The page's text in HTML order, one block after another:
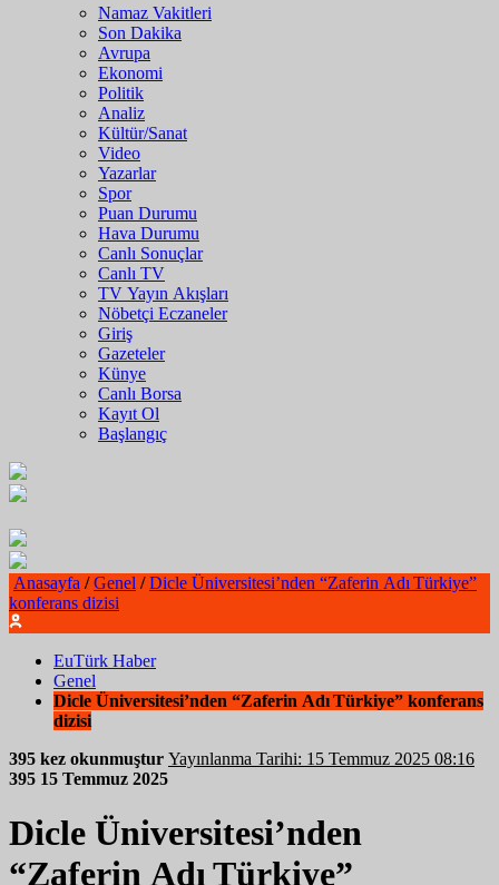
Namaz Vakitleri
Son Dakika
Avrupa
Ekonomi
Politik
Analiz
Kültür/Sanat
Video
Yazarlar
Spor
Puan Durumu
Hava Durumu
Canlı Sonuçlar
Canlı TV
TV Yayın Akışları
Nöbetçi Eczaneler
Giriş
Gazeteler
Künye
Canlı Borsa
Kayıt Ol
Başlangıç
Anasayfa / Genel / Dicle Üniversitesi’nden “Zaferin Adı Türkiye”
konferans dizisi
EuTürk Haber
Genel
Dicle Üniversitesi’nden “Zaferin Adı Türkiye” konferans
dizisi
395 kez okunmuştur
Yayınlanma Tarihi: 15 Temmuz 2025 08:16
395 15 Temmuz 2025
Dicle Üniversitesi’nden
“Zaferin Adı Türkiye”